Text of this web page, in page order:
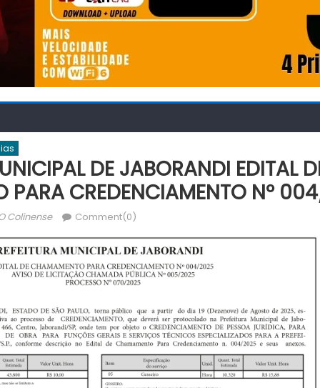
DE JABORANDI EDITAL
PARA CREDENCIAMENTO Nº
Colinense Comment(0)